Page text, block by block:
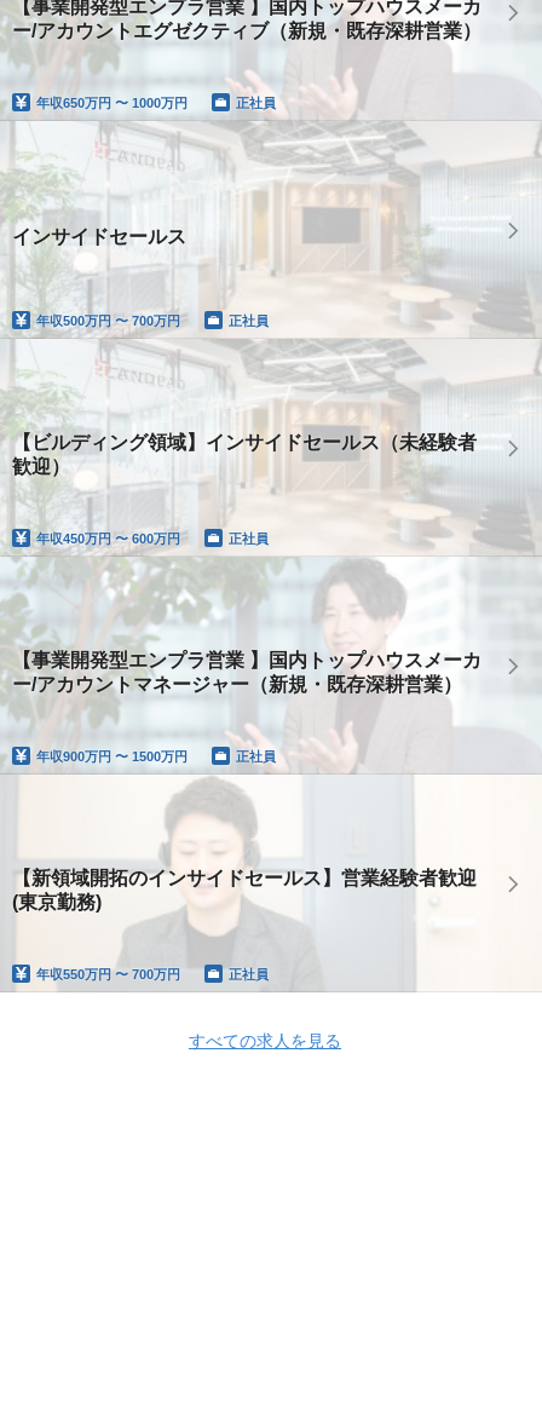
【事業開発型エンプラ営業 】国内トップハウスメーカ
ー/アカウントエグゼクティブ（新規・既存深耕営業）
年収650万円 〜 1000万円 正社員
インサイドセールス
年収500万円 〜 700万円 正社員
【ビルディング領域】インサイドセールス（未経験者
歓迎）
年収450万円 〜 600万円 正社員
【事業開発型エンプラ営業 】国内トップハウスメーカ
ー/アカウントマネージャー（新規・既存深耕営業）
年収900万円 〜 1500万円 正社員
【新領域開拓のインサイドセールス】営業経験者歓迎
(東京勤務)
年収550万円 〜 700万円 正社員
すべての求人を見る